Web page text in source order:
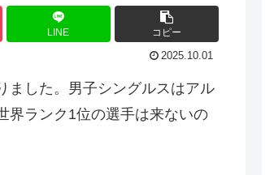
LINE コピー
2025.10.01
ました。男子シングルスはアル
界ランク1位の選手は来ないの